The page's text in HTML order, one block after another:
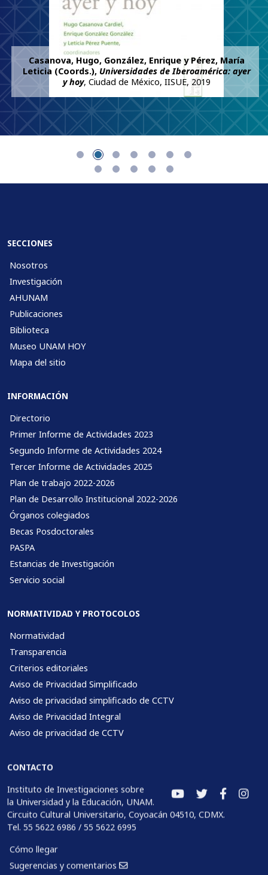
Casanova, Hugo, González, Enrique y Pérez, María
Leticia (Coords.),Universidades de Iberoamérica: ayer
y hoy, Ciudad de México, IISUE, 2019
SECCIONES
Nosotros
Investigación
AHUNAM
Publicaciones
Biblioteca
Museo UNAM HOY
Mapa del sitio
INFORMACIÓN
Directorio
Primer Informe de Actividades 2023
Segundo Informe de Actividades 2024
Tercer Informe de Actividades 2025
Plan de trabajo 2022-2026
Plan de Desarrollo Institucional 2022-2026
Órganos colegiados
Becas Posdoctorales
PASPA
Estancias de Investigación
Servicio social
NORMATIVIDAD Y PROTOCOLOS
Normatividad
Transparencia
Criterios editoriales
Aviso de Privacidad Simplificado
Aviso de privacidad simplificado de CCTV
Aviso de Privacidad Integral
Aviso de privacidad de CCTV
CONTACTO
Instituto de Investigaciones sobre
la Universidad y la Educación, UNAM.
Circuito Cultural Universitario, Coyoacán 04510, CDMX.
Tel. 55 5622 6986 / 55 5622 6995
Cómo llegar
Sugerencias y comentarios